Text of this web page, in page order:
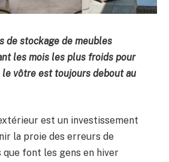
de stockage de meubles
les mois les plus froids pour
le vôtre est toujours debout au
est un investissement
la proie des erreurs de
font les gens en hiver